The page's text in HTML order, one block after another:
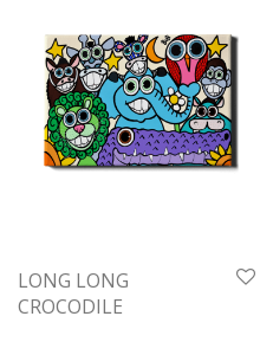
LONG LONG
CROCODILE